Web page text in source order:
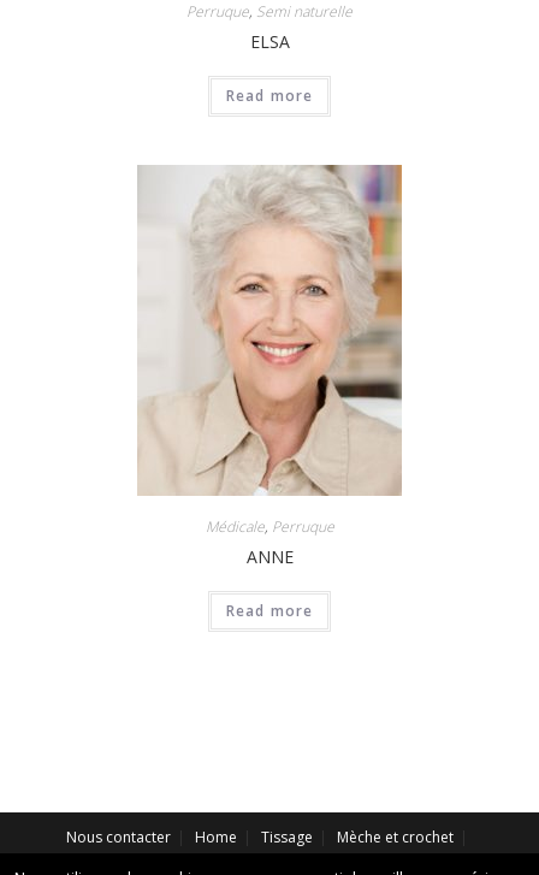
Perruque, Semi naturelle
ELSA
Read more
Médicale, Perruque
ANNE
Read more
Nous contacter Home Tissage
Mèche et crochet